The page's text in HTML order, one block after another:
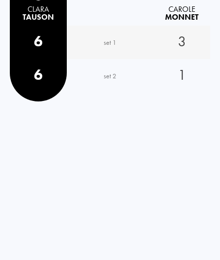
CLARA
TAUSON
CAROLE
MONNET
6 set 1
3
6
set 2 1